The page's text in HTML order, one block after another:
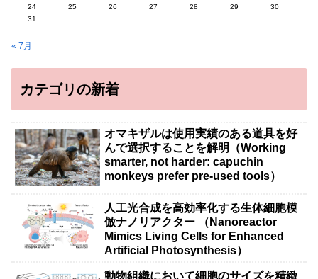
24
25 26 27 28 29
30
31
« 7月
カテゴリの新着
オマキザルは使用実績のある道具を好
んで選択することを解明（Working
smarter, not harder: capuchin
monkeys prefer pre-used tools）
人工光合成を高効率化する生体細胞模
倣ナノリアクター （Nanoreactor
Mimics Living Cells for Enhanced
Artificial Photosynthesis）
動物組織において細胞のサイズを精緻